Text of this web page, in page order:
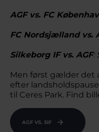
AGF vs. FC
FC Nordsjælland vs.
Silkeborg IF vs. AGF:
Men først gælder det
efter
til Ceres Park. Find
AGF VS. SIF